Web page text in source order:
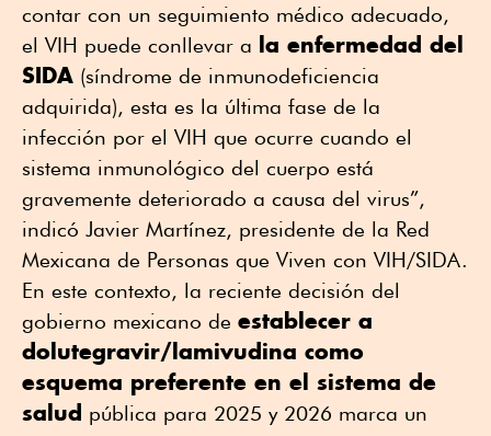
contar con un seguimiento médico adecuado,
el VIH puede conllevar a la enfermedad del
SIDA (síndrome de inmunodeficiencia
adquirida), esta es la última fase de la
infección por el VIH que ocurre cuando el
sistema inmunológico del cuerpo está
gravemente deteriorado a causa del virus”,
indicó Javier Martínez, presidente de la Red
Mexicana de Personas que Viven con VIH/SIDA.
En este contexto, la reciente decisión del
gobierno mexicano de establecer a
dolutegravir/lamivudina como
esquema preferente en el sistema de
salud pública para 2025 y 2026 marca un